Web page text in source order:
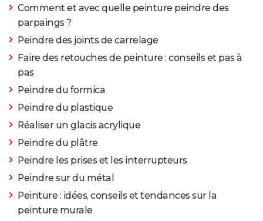
Comment et avec quelle peinture peindre des
parpaings ?
Peindre des joints de carrelage
Faire des retouches de peinture : conseils et pas à
pas
Peindre du formica
Peindre du plastique
Réaliser un glacis acrylique
Peindre du plâtre
Peindre les prises et les interrupteurs
Peindre sur du métal
Peinture : idées, conseils et tendances sur la
peinture murale